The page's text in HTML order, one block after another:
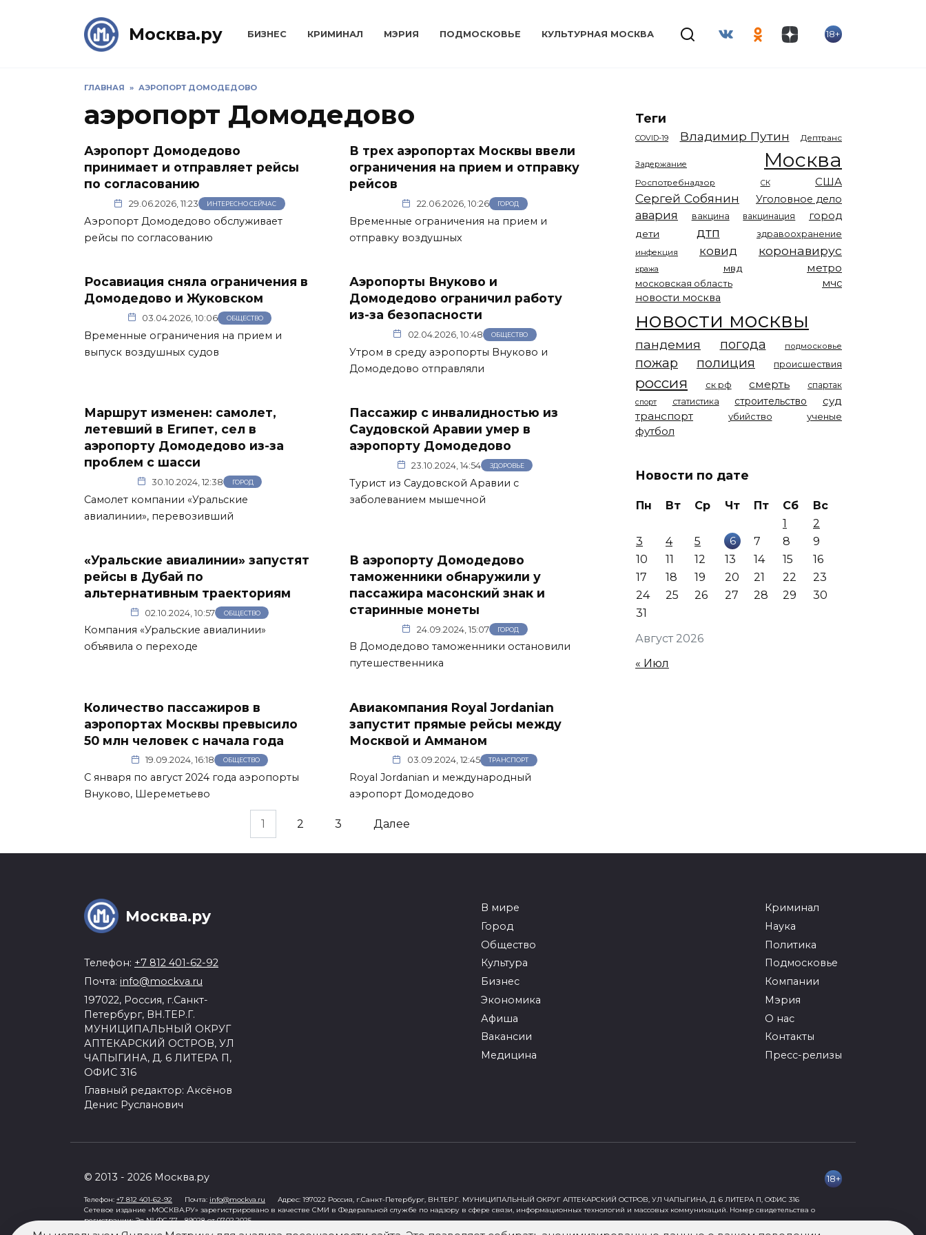
Москва.ру БИЗНЕС КРИМИНАЛ МЭРИЯ ПОДМОСКОВЬЕ КУЛЬТУРНАЯ МОСКВА 18+
ГЛАВНАЯ » АЭРОПОРТ ДОМОДЕДОВО
аэропорт Домодедово
Аэропорт Домодедово
принимает и отправляет рейсы
по согласованию
29.06.2026, 11:23 ИНТЕРЕСНО СЕЙЧАС
Аэропорт Домодедово обслуживает
рейсы по согласованию
В трех аэропортах Москвы ввели
ограничения на прием и отправку
рейсов
22.06.2026, 10:26 ГОРОД
Временные ограничения на прием и
отправку воздушных
Росавиация сняла ограничения в
Домодедово и Жуковском
03.04.2026, 10:06 ОБЩЕСТВО
Временные ограничения на прием и
выпуск воздушных судов
Аэропорты Внуково и
Домодедово ограничил работу
из-за безопасности
02.04.2026, 10:48 ОБЩЕСТВО
Утром в среду аэропорты Внуково и
Домодедово отправляли
Маршрут изменен: самолет,
летевший в Египет, сел в
аэропорту Домодедово из-за
проблем с шасси
30.10.2024, 12:38 ГОРОД
Самолет компании «Уральские
авиалинии», перевозивший
Пассажир с инвалидностью из
Саудовской Аравии умер в
аэропорту Домодедово
23.10.2024, 14:54 ЗДОРОВЬЕ
Турист из Саудовской Аравии с
заболеванием мышечной
«Уральские авиалинии» запустят
рейсы в Дубай по
альтернативным траекториям
02.10.2024, 10:57 ОБЩЕСТВО
Компания «Уральские авиалинии»
объявила о переходе
В аэропорту Домодедово
таможенники обнаружили у
пассажира масонский знак и
старинные монеты
24.09.2024, 15:07 ГОРОД
В Домодедово таможенники остановили
путешественника
Количество пассажиров в
аэропортах Москвы превысило
50 млн человек с начала года
19.09.2024, 16:18 ОБЩЕСТВО
С января по август 2024 года аэропорты
Внуково, Шереметьево
Авиакомпания Royal Jordanian
запустит прямые рейсы между
Москвой и Амманом
03.09.2024, 12:45 ТРАНСПОРТ
Royal Jordanian и международный
аэропорт Домодедово
1 2 3 Далее
Теги
COVID-19 Владимир Путин Дептранс
Задержание Москва
Роспотребнадзор СК США
Сергей Собянин Уголовное дело
авария вакцина вакцинация город
дети дтп здравоохранение
инфекция ковид коронавирус
кража мвд метро
московская область
мчс
новости москва
новости москвы
пандемия погода подмосковье
пожар полиция происшествия
россия ск рф смерть спартак
спорт статистика строительство
суд
транспорт
убийство ученые
футбол
Новости по дате
Август 2026
Пн Вт Ср Чт Пт Сб
Вс
1
2
3
4 5 6 7 8
9
10
11 12 13 14 15
16
17
18 19 20 21 22
23
24
25 26 27 28 29
30
31
« Июл
Москва.ру
Телефон: +7 812 401-62-92
Почта: info@mockva.ru
197022, Россия, г.Санкт-
Петербург, ВН.ТЕР.Г.
МУНИЦИПАЛЬНЫЙ ОКРУГ
АПТЕКАРСКИЙ ОСТРОВ, УЛ
ЧАПЫГИНА, Д. 6 ЛИТЕРА П,
ОФИС 316
Главный редактор: Аксёнов
Денис Русланович
В мире
Город
Общество
Культура
Бизнес
Экономика
Афиша
Вакансии
Медицина
Криминал
Наука
Политика
Подмосковье
Компании
Мэрия
О нас
Контакты
Пресс-релизы
© 2013 - 2026 Москва.ру 18+
Телефон: +7 812 401-62-92 Почта: info@mockva.ru Адрес: 197022 Россия, г.Санкт-Петербург, ВН.ТЕР.Г. МУНИЦИПАЛЬНЫЙ ОКРУГ АПТЕКАРСКИЙ ОСТРОВ, УЛ ЧАПЫГИНА, Д. 6 ЛИТЕРА П, ОФИС 316
Сетевое издание «МОСКВА.РУ» зарегистрировано в качестве СМИ в Федеральной службе по надзору в сфере связи, информационных технологий и массовых коммуникаций. Номер свидетельства о
регистрации: Эл № ФС 77 - 89028 от 07.02.2025
Учредитель: Общество с ограниченной ответственностью "Рост"